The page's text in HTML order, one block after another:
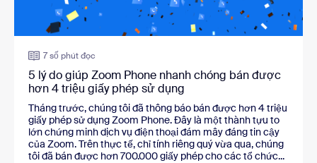
7 số phút đọc
5 lý do giúp Zoom Phone nhanh chóng bán được
hơn 4 triệu giấy phép sử dụng
Tháng trước, chúng tôi đã thông báo bán được hơn 4 triệu
giấy phép sử dụng Zoom Phone. Đây là một thành tựu to
lớn chứng minh dịch vụ điện thoại đám mây đáng tin cậy
của Zoom. Trên thực tế, chỉ tính riêng quý vừa qua, chúng
tôi đã bán được hơn 700.000 giấy phép cho các tổ chức...